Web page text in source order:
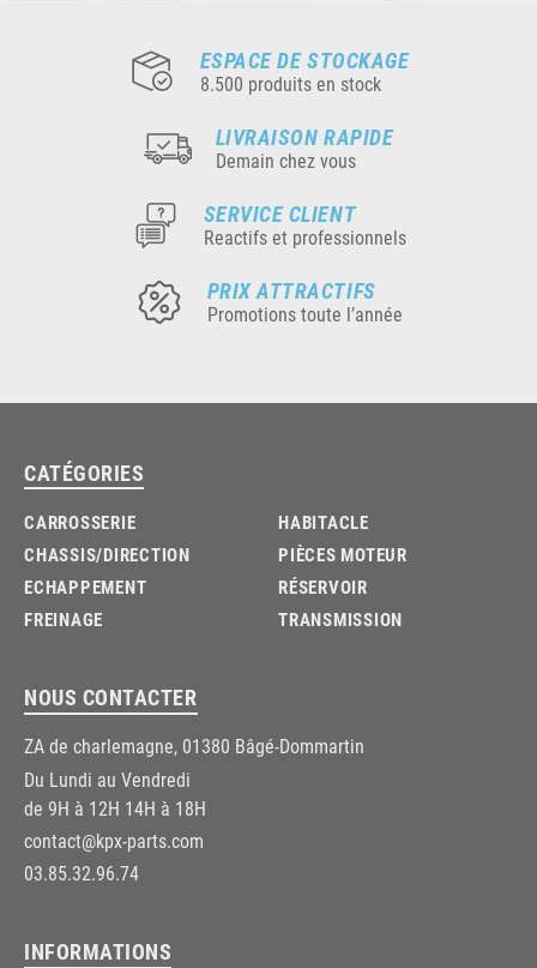
ESPACE DE STOCKAGE
8.500 produits en stock
LIVRAISON RAPIDE
Demain chez vous
SERVICE CLIENT
Reactifs et professionnels
PRIX ATTRACTIFS
Promotions toute l’année
CATÉGORIES
CARROSSERIE
CHASSIS/DIRECTION
ECHAPPEMENT
FREINAGE
HABITACLE
PIÈCES MOTEUR
RÉSERVOIR
TRANSMISSION
NOUS CONTACTER
ZA de charlemagne, 01380 Bâgé-Dommartin
Du Lundi au Vendredi
de 9H à 12H 14H à 18H
contact@kpx-parts.com
03.85.32.96.74
INFORMATIONS